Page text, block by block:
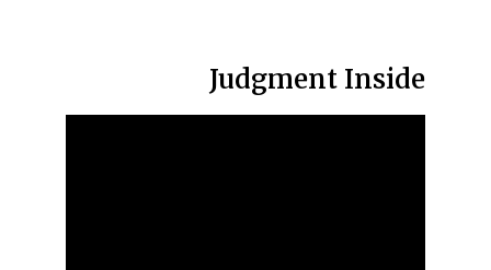
Judgment Inside